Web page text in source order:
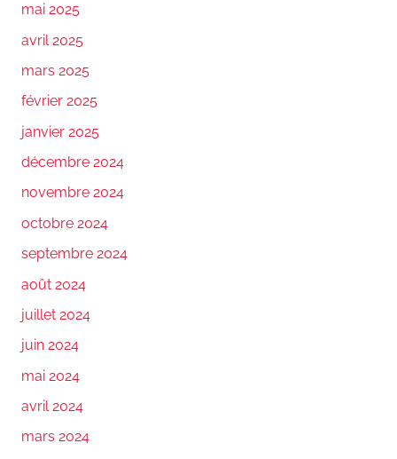
mai 2025
avril 2025
mars 2025
février 2025
janvier 2025
décembre 2024
novembre 2024
octobre 2024
septembre 2024
août 2024
juillet 2024
juin 2024
mai 2024
avril 2024
mars 2024